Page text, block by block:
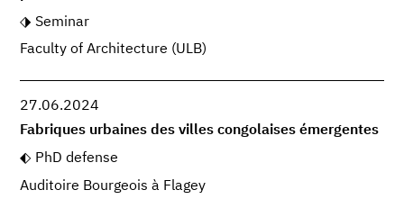
Seminar
Faculty of Architecture (ULB)
27.06.2024
Fabriques urbaines des villes congolaises émergentes
PhD defense
Auditoire Bourgeois à Flagey